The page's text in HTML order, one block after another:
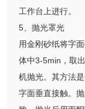
工作台上进行。
5、抛光罩光
用金刚砂纸将字
体中3-5min，取
机抛光。其方法
字面垂直接触。